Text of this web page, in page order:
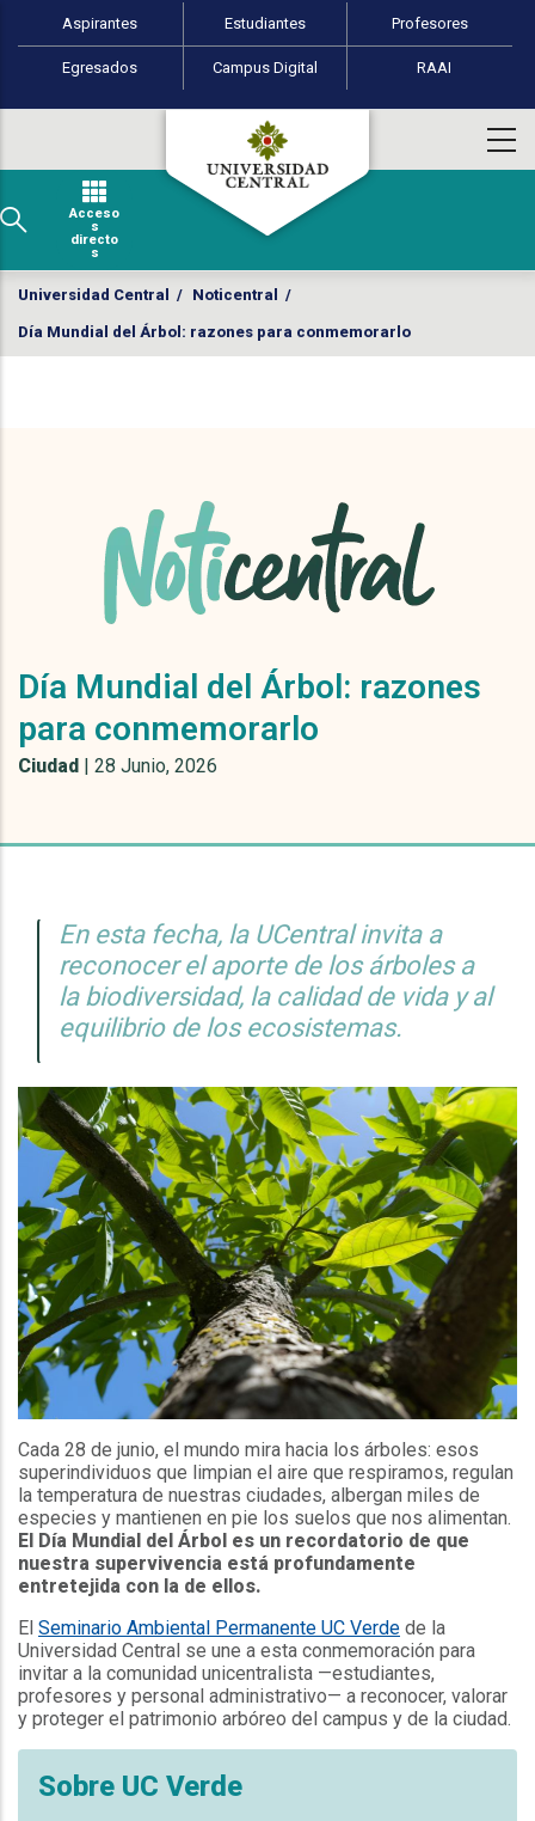
Pasar al contenido principal
Perfiles de usuario
Aspirantes Estudiantes Profesores
Egresados Campus Digital RAAI
Acceso
s
directo
s
Universidad Central / Noticentral /
Día Mundial del Árbol: razones para conmemorarlo
Día Mundial del Árbol: razones
para conmemorarlo
Ciudad | 28 Junio, 2026
En esta fecha, la UCentral invita a
reconocer el aporte de los árboles a
la biodiversidad, la calidad de vida y al
equilibrio de los ecosistemas.
Cada 28 de junio, el mundo mira hacia los árboles: esos
superindividuos que limpian el aire que respiramos, regulan
la temperatura de nuestras ciudades, albergan miles de
especies y mantienen en pie los suelos que nos alimentan.
El Día Mundial del Árbol es un recordatorio de que
nuestra supervivencia está profundamente
entretejida con la de ellos.
El Seminario Ambiental Permanente UC Verde de la
Universidad Central se une a esta conmemoración para
invitar a la comunidad unicentralista —estudiantes,
profesores y personal administrativo— a reconocer, valorar
y proteger el patrimonio arbóreo del campus y de la ciudad.
Sobre UC Verde